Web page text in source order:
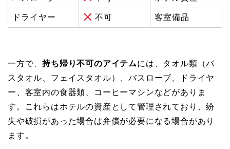
ドライヤー 不可 客室備品
一方で、持ち帰り不可のアイテムには、タオル類（バ
スタオル、フェイスタオル）、バスローブ、ドライヤ
ー、客室内の食器類、コーヒーマシンなどがありま
す。これらはホテルの資産として管理されており、紛
失や破損があった場合は弁償が必要になる場合があり
ます。